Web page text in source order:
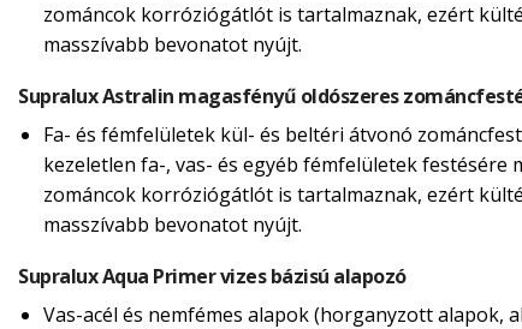
zománcok korróziógátlót is tartalmaznak, ezért
masszívabb bevonatot nyújt.
Supralux Astralin magasfényű oldószeres
Fa- és fémfelületek kül- és beltéri átvonó
kezeletlen fa-, vas- és egyéb fémfelületek
zománcok korróziógátlót is tartalmaznak, ezért
masszívabb bevonatot nyújt.
Supralux Aqua Primer vizes bázisú alapozó
Vas-acél és nemfémes alapok (horganyzott alapok,